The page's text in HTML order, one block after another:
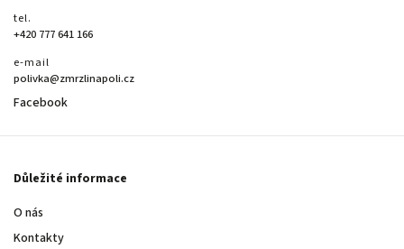
tel.
+420 777 641 166
e-mail
polivka@zmrzlinapoli.cz
Facebook
Důležité informace
O nás
Kontakty